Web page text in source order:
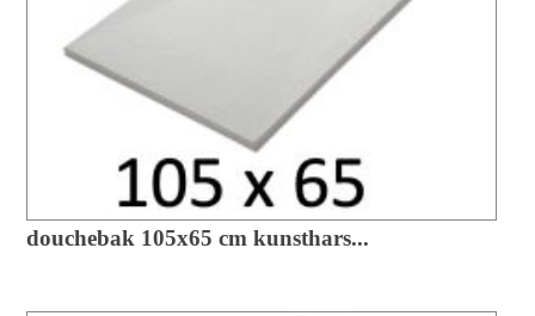
douchebak 105x65 cm kunsthars...